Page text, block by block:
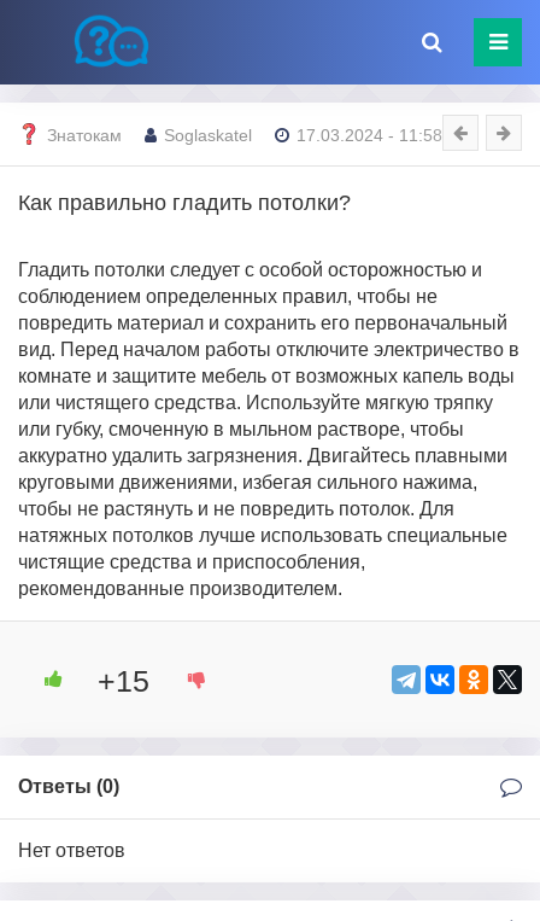
Знатокам Soglaskatel 17.03.2024 - 11:58
Как правильно гладить потолки?
Гладить потолки следует с особой осторожностью и
соблюдением определенных правил, чтобы не
повредить материал и сохранить его первоначальный
вид. Перед началом работы отключите электричество в
комнате и защитите мебель от возможных капель воды
или чистящего средства. Используйте мягкую тряпку
или губку, смоченную в мыльном растворе, чтобы
аккуратно удалить загрязнения. Двигайтесь плавными
круговыми движениями, избегая сильного нажима,
чтобы не растянуть и не повредить потолок. Для
натяжных потолков лучше использовать специальные
чистящие средства и приспособления,
рекомендованные производителем.
+15
Ответы (0)
Нет ответов